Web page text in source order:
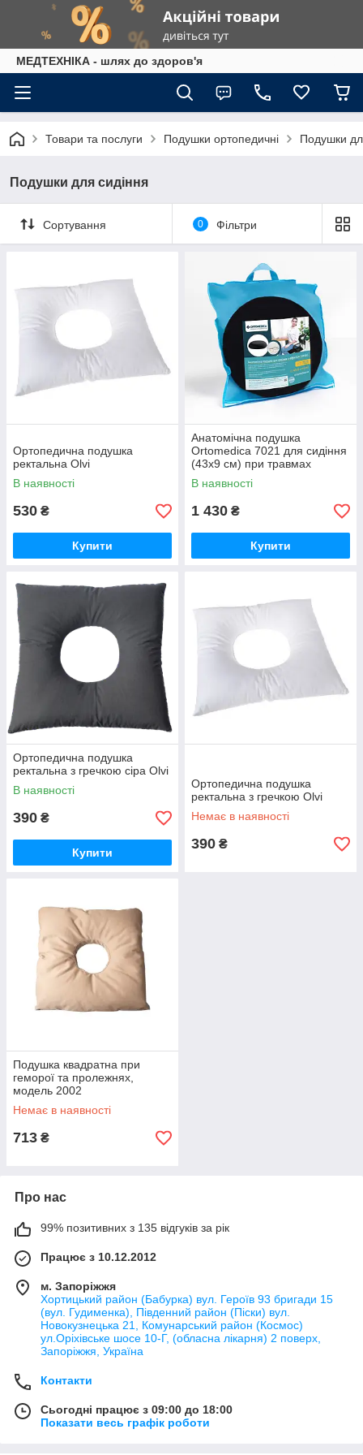
МЕДТЕХНІКА - шлях до здоров'я
Товари та послуги Подушки ортопедичні Подушки
Подушки для сидіння
Сортування 0 Фільтри
Ортопедична подушка
ректальна Olvi
В наявності
530 ₴
Купити
Анатомічна подушка
Ortomedica 7021 для сидіння
(43x9 см) при травмах
куприка
В наявності
1 430 ₴
Купити
Ортопедична подушка
ректальна з гречкою сіра Olvi
В наявності
390 ₴
Купити
Ортопедична подушка
ректальна з гречкою Olvi
Немає в наявності
390 ₴
Подушка квадратна при
геморої та пролежнях,
модель 2002
Немає в наявності
713 ₴
Про нас
99% позитивних з 135 відгуків за рік
Працює з 10.12.2012
м. Запоріжжя
Хортицький район (Бабурка) вул. Героїв 93 бригади 15
(вул. Гудименка), Південний район (Піски) вул.
Новокузнецька 21, Комунарський район (Космос)
ул.Оріхівське шосе 10-Г, (обласна лікарня) 2 поверх,
Запоріжжя, Україна
Контакти
Сьогодні працює з 09:00 до 18:00
Показати весь графік роботи